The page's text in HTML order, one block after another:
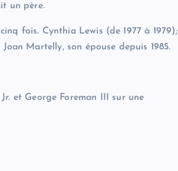
un père.
fois. Cynthia Lewis (de 1977 à 1979);
Martelly, son épouse depuis 1985.
et George Foreman III sur une